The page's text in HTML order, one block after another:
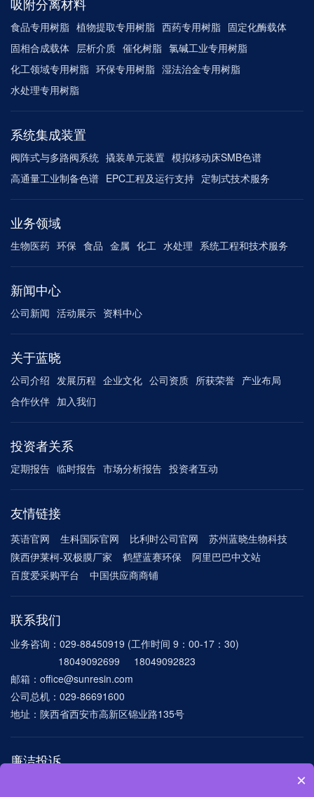
食品专用树脂 植物提取专用树脂 西药专用树脂 固定化酶载体
固相合成载体 层析介质 催化树脂 氯碱工业专用树脂
化工领域专用树脂 环保专用树脂 湿法治金专用树脂
水处理专用树脂
系统集成装置
阀阵式与多路阀系统 撬装单元装置 模拟移动床SMB色谱
高通量工业制备色谱 EPC工程及运行支持 定制式技术服务
业务领域
生物医药 环保 食品 金属 化工 水处理 系统工程和技术服务
新闻中心
公司新闻 活动展示 资料中心
关于蓝晓
公司介绍 发展历程 企业文化 公司资质 所获荣誉 产业布局
合作伙伴 加入我们
投资者关系
定期报告 临时报告 市场分析报告 投资者互动
友情链接
英语官网 生科国际官网 比利时公司官网
苏州蓝晓生物科技
陕西伊莱柯-双极膜厂家
鹤壁蓝赛环保
阿里巴巴中文站
百度爱采购平台
中国供应商商铺
联系我们
业务咨询：029-88450919 (工作时间 9：00-17：30)
18049092699 18049092823
邮箱：office@sunresin.com
公司总机：029-86691600
地址：陕西省西安市高新区锦业路135号
廉洁投诉
×